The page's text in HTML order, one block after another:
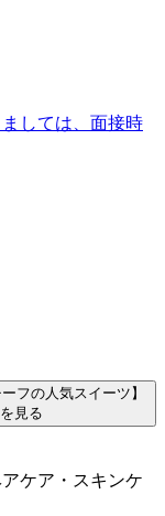
しては、面接時
フの人気スイーツ】
見る
ケア・スキンケ